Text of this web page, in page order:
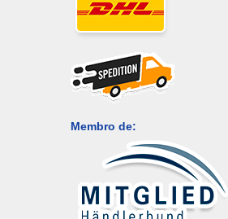
Membro de: